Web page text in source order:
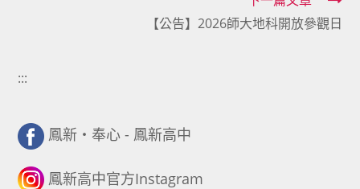
【公告】2026師大地科開放參觀日
:::
鳳新・奉心 - 鳳新高中
鳳新高中官方Instagram